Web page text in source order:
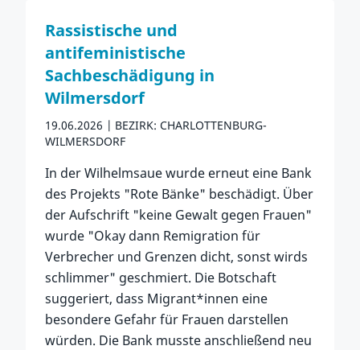
Rassistische und
antifeministische
Sachbeschädigung in
Wilmersdorf
19.06.2026
BEZIRK: CHARLOTTENBURG-
WILMERSDORF
In der Wilhelmsaue wurde erneut eine Bank
des Projekts "Rote Bänke" beschädigt. Über
der Aufschrift "keine Gewalt gegen Frauen"
wurde "Okay dann Remigration für
Verbrecher und Grenzen dicht, sonst wirds
schlimmer" geschmiert. Die Botschaft
suggeriert, dass Migrant*innen eine
besondere Gefahr für Frauen darstellen
würden. Die Bank musste anschließend neu